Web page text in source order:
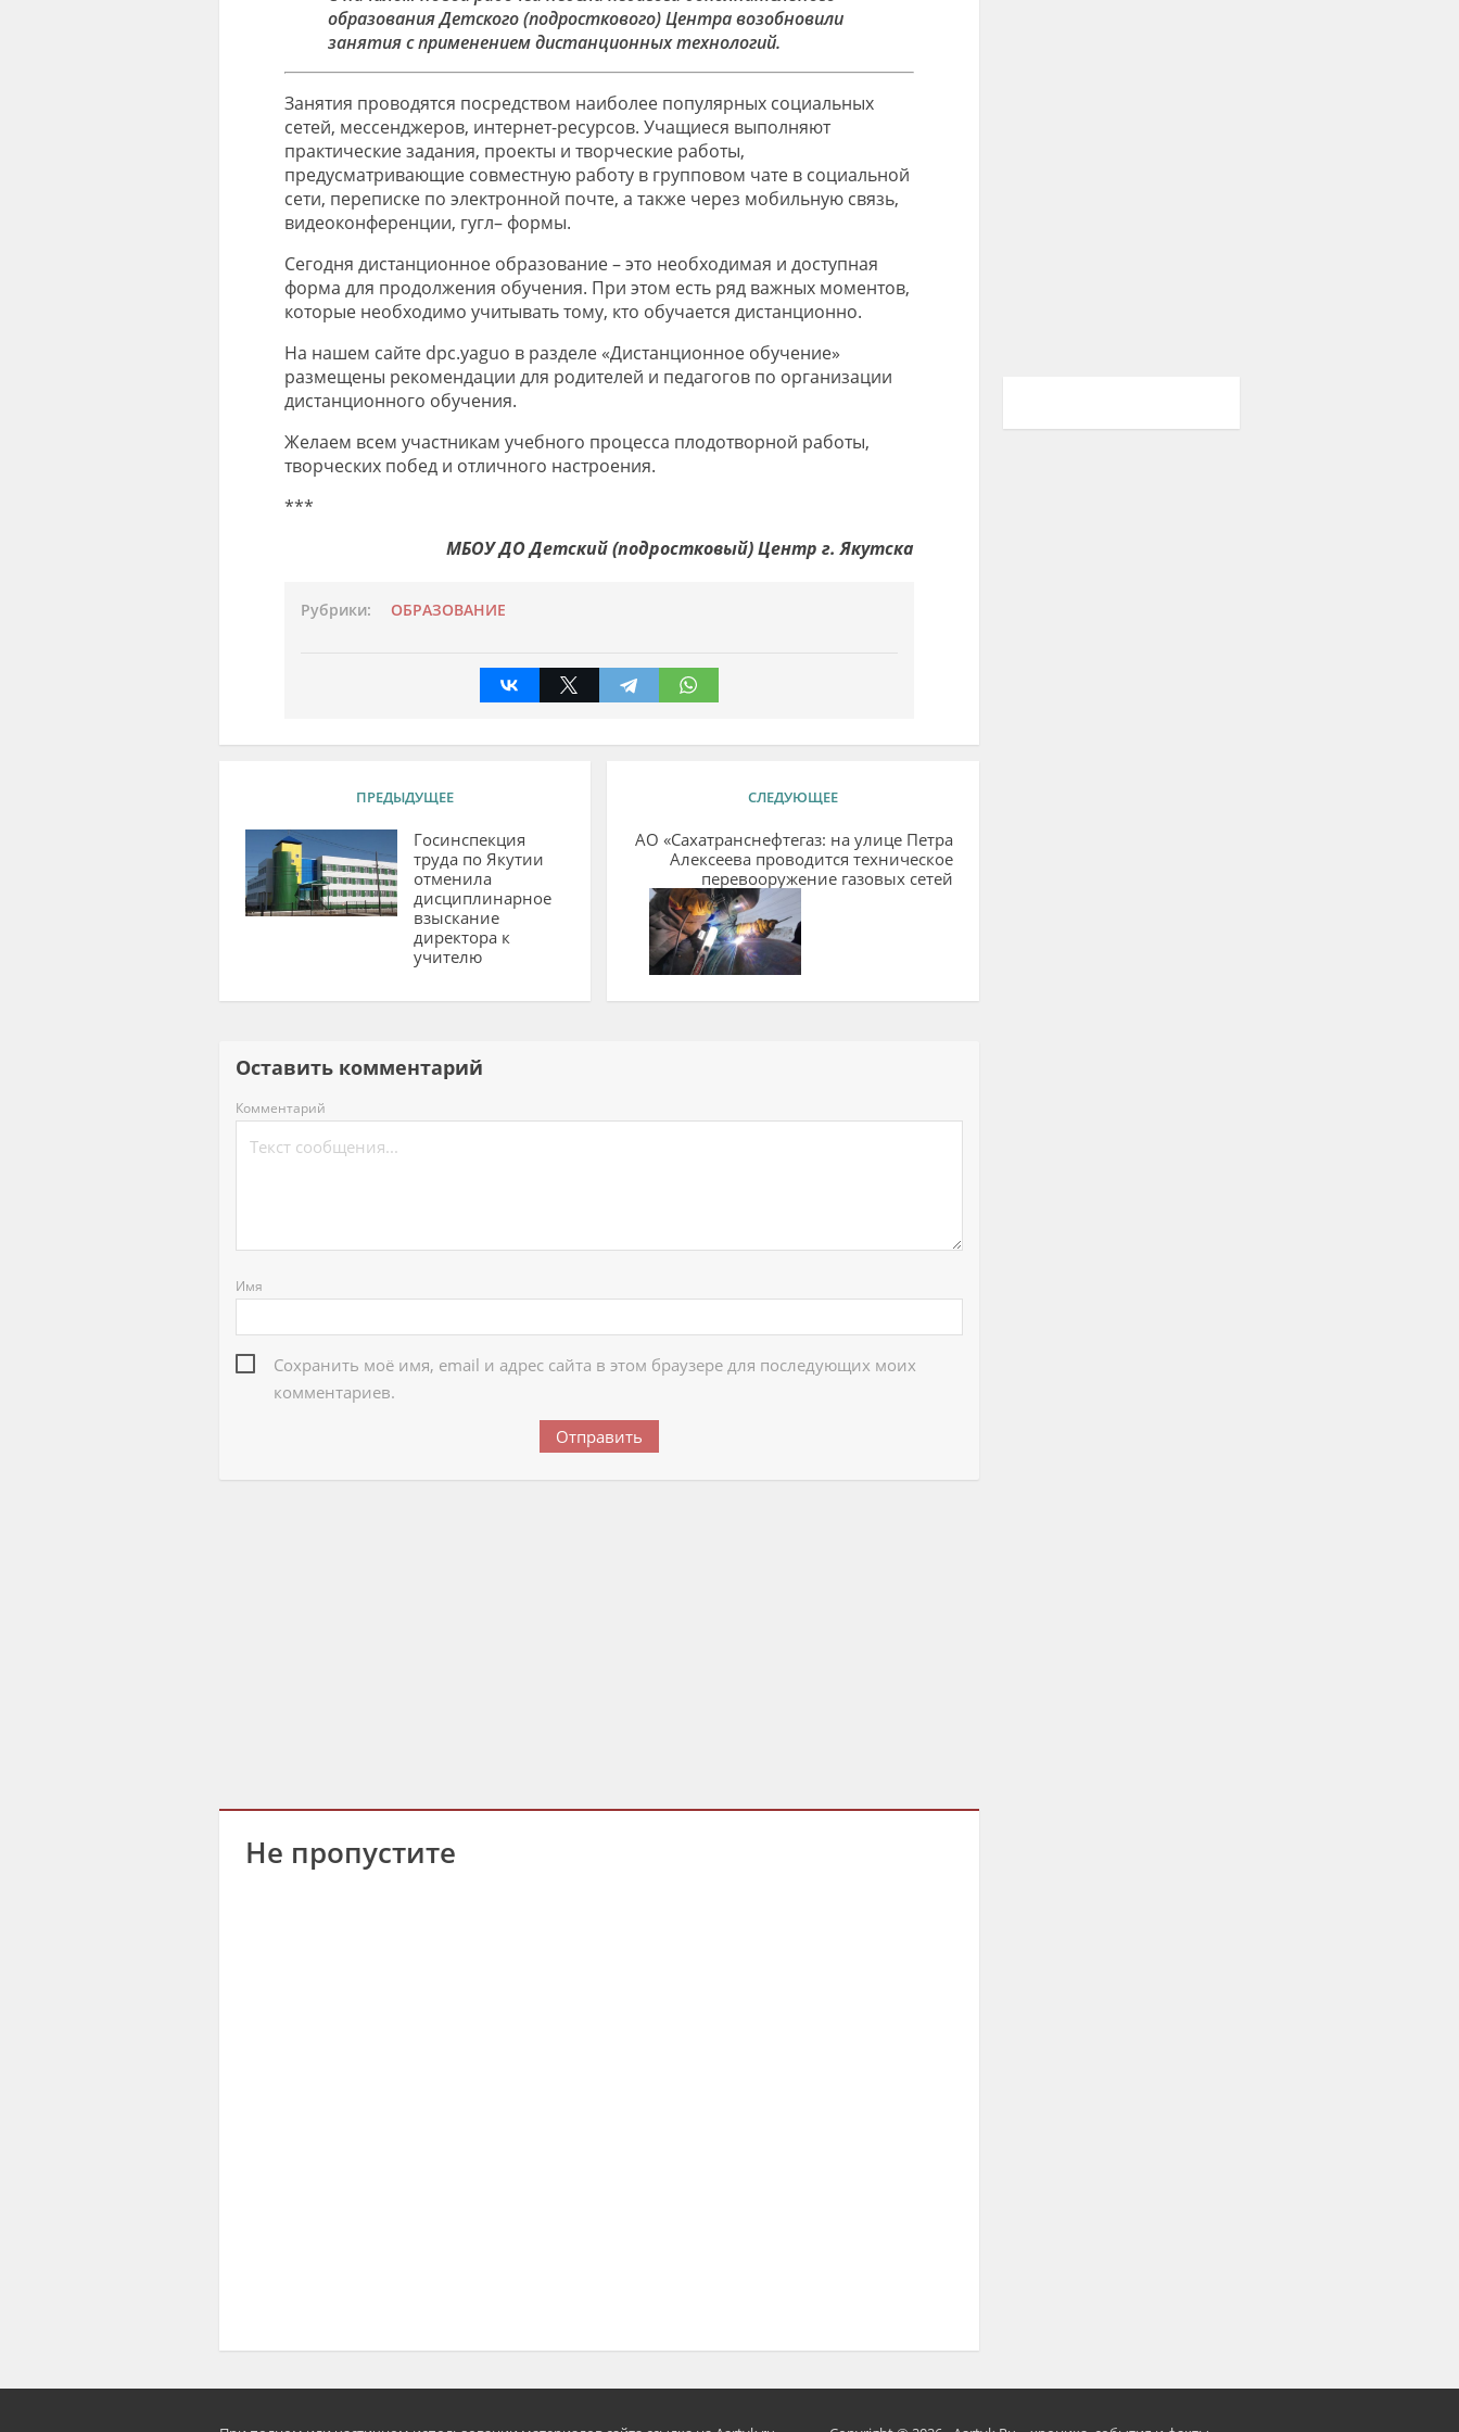
образования Детского (подросткового) Центра возобновили
занятия с применением дистанционных технологий.
Занятия проводятся посредством наиболее популярных социальных
сетей, мессенджеров, интернет-ресурсов. Учащиеся выполняют
практические задания, проекты и творческие работы,
предусматривающие совместную работу в групповом чате в социальной
сети, переписке по электронной почте, а также через мобильную связь,
видеоконференции, гугл– формы.
Сегодня дистанционное образование – это необходимая и доступная
форма для продолжения обучения. При этом есть ряд важных моментов,
которые необходимо учитывать тому, кто обучается дистанционно.
На нашем сайте dpc.yaguo в разделе «Дистанционное обучение»
размещены рекомендации для родителей и педагогов по организации
дистанционного обучения.
Желаем всем участникам учебного процесса плодотворной работы,
творческих побед и отличного настроения.
***
МБОУ ДО Детский (подростковый) Центр г. Якутска
Рубрики: ОБРАЗОВАНИЕ
ПРЕДЫДУЩЕЕ
Госинспекция
труда по Якутии
отменила
дисциплинарное
взыскание
директора к
учителю
СЛЕДУЮЩЕЕ
АО «Сахатранснефтегаз: на улице Петра
Алексеева проводится техническое
перевооружение газовых сетей
Оставить комментарий
Комментарий
Имя
Сохранить моё имя, email и адрес сайта в этом браузере для последующих моих
комментариев.
Не пропустите